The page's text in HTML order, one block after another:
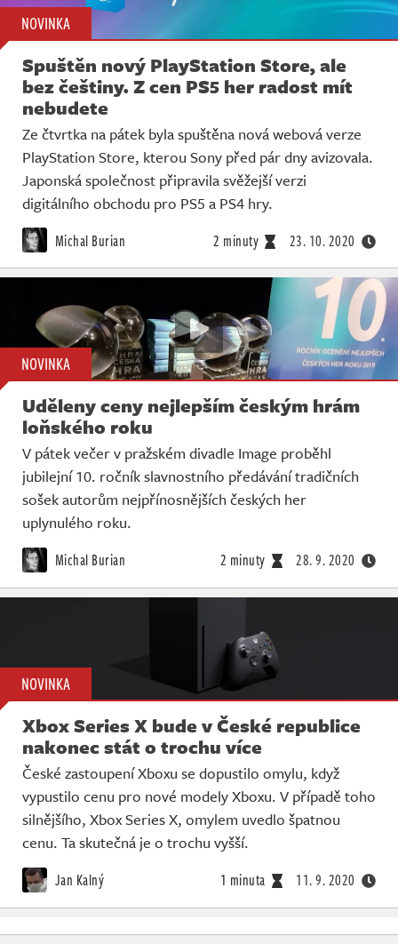
NOVINKA
Spuštěn nový PlayStation Store, ale
bez češtiny. Z cen PS5 her radost mít
nebudete
Ze čtvrtka na pátek byla spuštěna nová webová verze
PlayStation Store, kterou Sony před pár dny avizovala.
Japonská společnost připravila svěžejší verzi
digitálního obchodu pro PS5 a PS4 hry.
Michal Burian 2 minuty 23. 10. 2020
NOVINKA
Uděleny ceny nejlepším českým hrám
loňského roku
V pátek večer v pražském divadle Image proběhl
jubilejní 10. ročník slavnostního předávání tradičních
sošek autorům nejpřínosnějších českých her
uplynulého roku.
Michal Burian 2 minuty 28. 9. 2020
NOVINKA
Xbox Series X bude v České republice
nakonec stát o trochu více
České zastoupení Xboxu se dopustilo omylu, když
vypustilo cenu pro nové modely Xboxu. V případě toho
silnějšího, Xbox Series X, omylem uvedlo špatnou
cenu. Ta skutečná je o trochu vyšší.
Jan Kalný 1 minuta 11. 9. 2020